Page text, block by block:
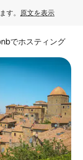
す。 原文を表示
でホスティング